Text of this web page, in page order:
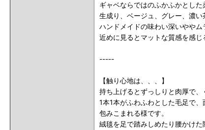
ギャベならではのふかふかとし
生成り、ベージュ、グレー、濃
ハンドメイドの味わい深いややム
近めに見るとマットな質感を感じ
-----
【触り心地は、、、】
持ち上げるとずっしりと肉厚で、
1本1本がふわふわとした毛足で
包みこまれる様です。
絨毯を足で踏みしめたり腰かけた